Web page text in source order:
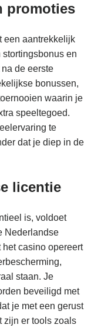
promoties
een aantrekkelijk
en
de eerste
bonussen,
waarin je
speeltegoed.
te
dat je diep in de
licentie
is, voldoet
Nederlandse
het casino opereert
staan. Je
beveiligd met
je met een gerust
zijn er tools zoals